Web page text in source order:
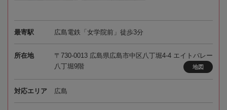
最寄駅 広島電鉄「女学院前」徒歩3分
所在地
〒730-0013 広島県広島市中区八丁堀4-4 エイトバレー
八丁堀9階
地図
対応エリア 広島